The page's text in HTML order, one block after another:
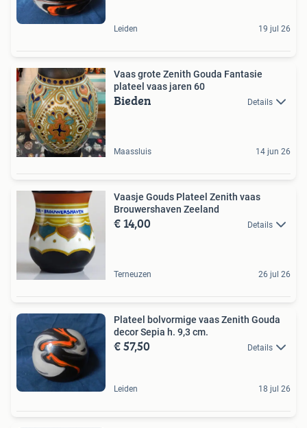
Leiden 19 jul 26
Vaas grote Zenith Gouda Fantasie
plateel vaas jaren 60
Bieden Details
Maassluis 14 jun 26
Vaasje Gouds Plateel Zenith vaas
Brouwershaven Zeeland
€ 14,00 Details
Terneuzen 26 jul 26
Plateel bolvormige vaas Zenith Gouda
decor Sepia h. 9,3 cm.
€ 57,50 Details
Leiden 18 jul 26